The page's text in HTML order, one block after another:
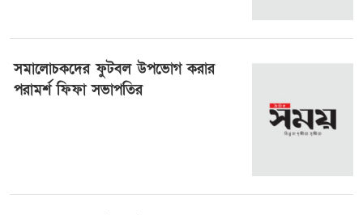
সমালোচকদের ফুটবল উপভোগ করার
পরামর্শ ফিফা সভাপতির